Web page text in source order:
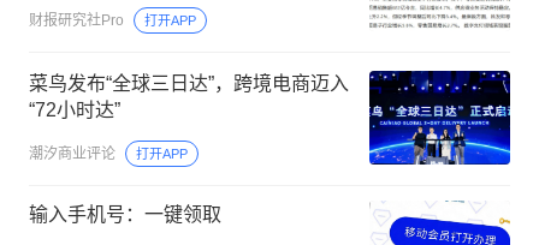
财报研究社Pro 打开APP
菜鸟发布“全球三日达”，跨境电商迈入
“72小时达”
潮汐商业评论 打开APP
输入手机号：一键领取